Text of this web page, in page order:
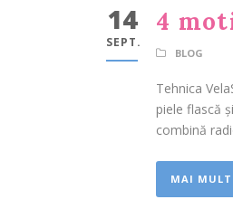
14
SEPT.
4
BLOG
Tehnica
piele flască
combină
MAI MULT